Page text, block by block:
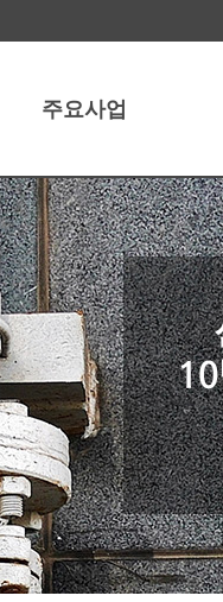
주요사업